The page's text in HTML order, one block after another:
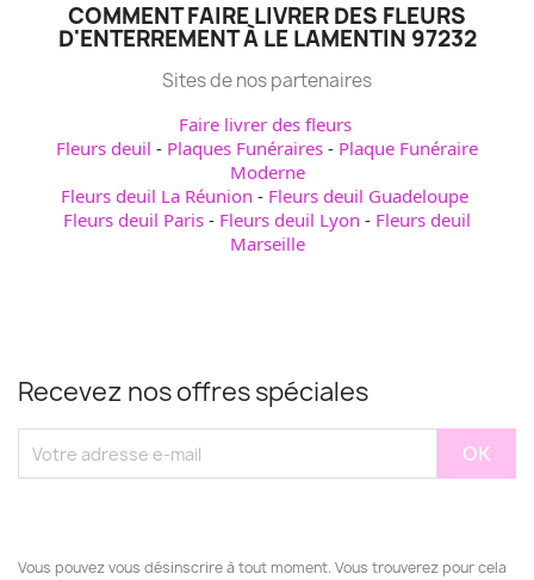
COMMENT FAIRE LIVRER DES FLEURS
D'ENTERREMENT À LE LAMENTIN 97232
Sites de nos partenaires
Faire livrer des fleurs
Fleurs deuil - Plaques Funéraires - Plaque Funéraire
Moderne
Fleurs deuil La Réunion - Fleurs deuil Guadeloupe
Fleurs deuil Paris - Fleurs deuil Lyon - Fleurs deuil
Marseille
Recevez nos offres spéciales
Vous pouvez vous désinscrire à tout moment. Vous trouverez pour cela